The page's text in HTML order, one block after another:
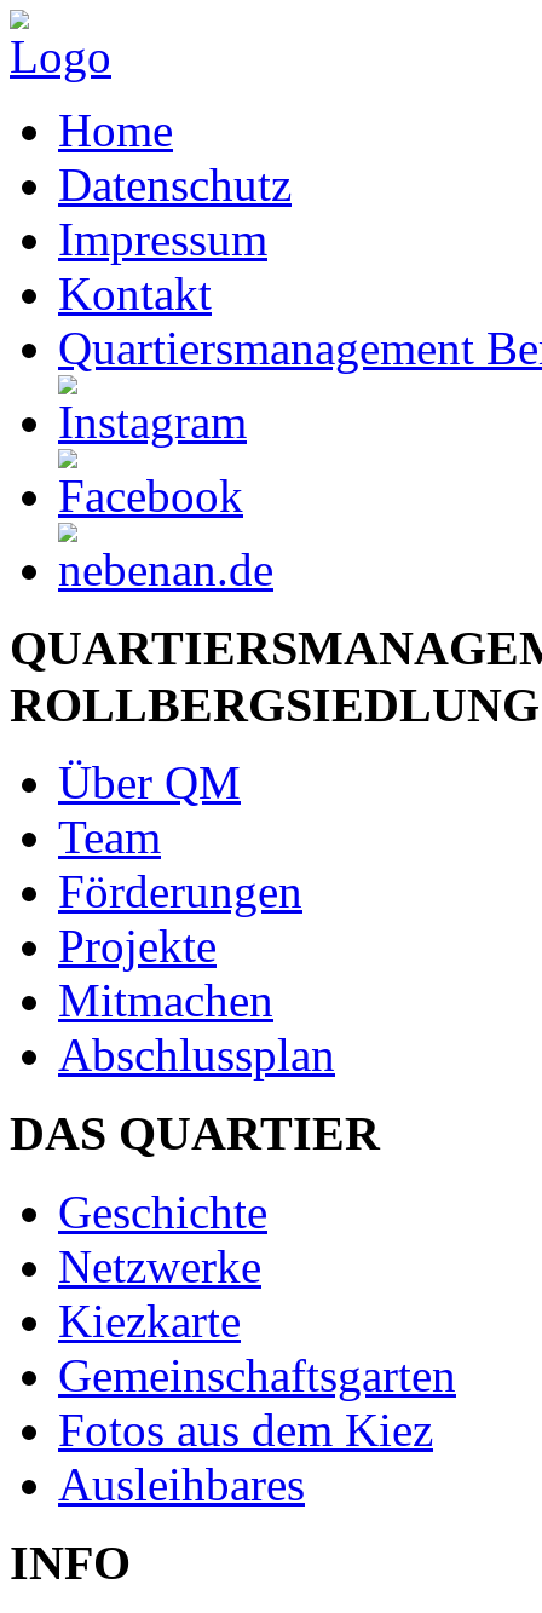
Home
Datenschutz
Impressum
Kontakt
Quartiersmanagement
ROLLBERGSIEDLUNG
Über QM
Team
Förderungen
Projekte
Mitmachen
Abschlussplan
DAS QUARTIER
Geschichte
Netzwerke
Kiezkarte
Gemeinschaftsgarten
Fotos aus dem Kiez
Ausleihbares
INFO